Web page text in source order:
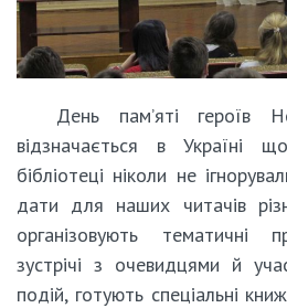
День пам’яті героїв
відзначається в Україні
бібліотеці ніколи не
дати для наших читачів
організовують тематичні
зустрічі з очевидцями й
подій, готують спеціальні